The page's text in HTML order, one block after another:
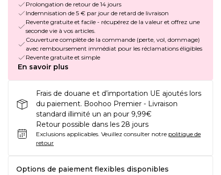
Prolongation de retour de 14 jours
Indemnisation de 5 € par jour de retard de livraison
Revente gratuite et facile - récupérez de la valeur et offrez une
seconde vie à vos articles.
Couverture complète de la commande (perte, vol, dommage)
avec remboursement immédiat pour les réclamations éligibles
Revente gratuite et simple
En savoir plus
Frais de douane et d’importation UE ajoutés lors
du paiement. Boohoo Premier - Livraison
standard illimité un an pour 9,99€
Retour possible dans les 28 jours
Exclusions applicables. Veuillez consulter notre politique de
retour
Options de paiement flexibles disponibles